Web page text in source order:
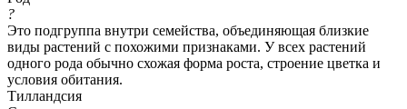
?
Это подгруппа внутри семейства, объединяющая близкие
виды растений с похожими признаками. У всех растений
одного рода обычно схожая форма роста, строение цветка и
условия обитания.
Тилландсия